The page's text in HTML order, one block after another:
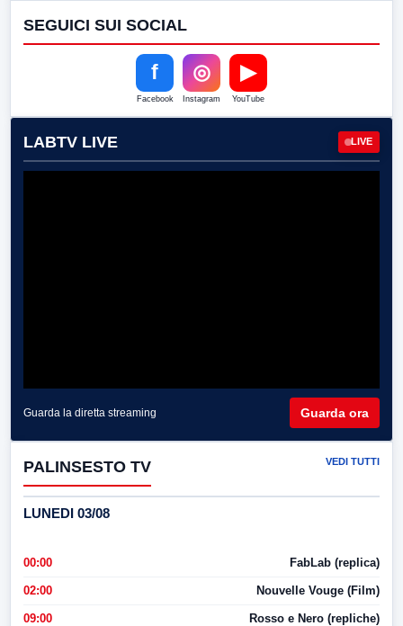
SEGUICI SUI SOCIAL
f
Facebook
◎
Instagram
▶
YouTube
LABTV LIVE LIVE
Guarda la diretta streaming Guarda ora
PALINSESTO TV VEDI TUTTI
LUNEDI 03/08
00:00 FabLab (replica)
02:00 Nouvelle Vouge (Film)
09:00 Rosso e Nero (repliche)